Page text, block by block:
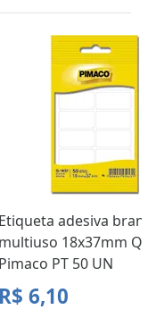
Etiqueta adesiva
multiuso 18x37mm Q-
Pimaco PT 50 UN
R$ 6,10